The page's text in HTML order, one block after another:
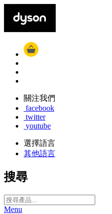
關注我們
facebook
twitter
youtube
選擇語言
其他語言
搜尋
Menu